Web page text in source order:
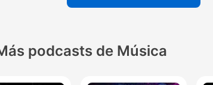
podcasts de Música